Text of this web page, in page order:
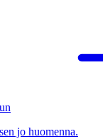
jo huomenna.